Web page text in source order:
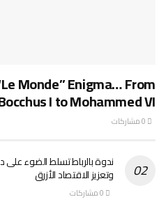
Monde” Enigma… From
I to Mohammed VI
ندوة بالرباط تسلط الضوء على
وتعزيز الاقتصاد الأزرق